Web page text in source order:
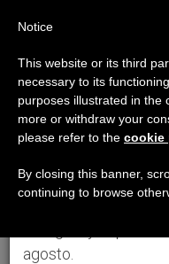
Aviso
Del 27 de julio al
anual, aprovechando
se generan menos
agosto.
Notice
This website or its third
necessary to its
purposes illustrated in the
more or withdraw your
please refer to the cookie
By closing this banner,
continuing to browse